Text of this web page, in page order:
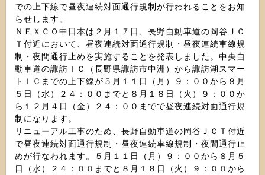
での上下線で昼夜連続対面通行規制が行われることをお知
らせします。
ＮＥＸＣＯ中日本は２月１７日、長野自動車道の岡谷ＪＣ
Ｔ付近において、昼夜連続対面通行規制・昼夜連続車線規
制・夜間通行止めを実施することを発表しました。中央自
動車道の諏訪ＩＣ（長野県諏訪市中洲）から諏訪湖スマー
トＩＣまでの上下線が５月１１日（月）９：００から８月
５日（水）２４：００までと８月１８日（火）９：００か
ら１２月４日（金）２４：００までで昼夜連続対面通行規
制になります。
リニューアル工事のため、長野自動車道の岡谷ＪＣＴ付近
で昼夜連続対面通行規制・昼夜連続車線規制・夜間通行止
めが行なわれます。５月１１日（月）９：００から８月５
日（水）２４：００までと８月１８日（火）９：００から